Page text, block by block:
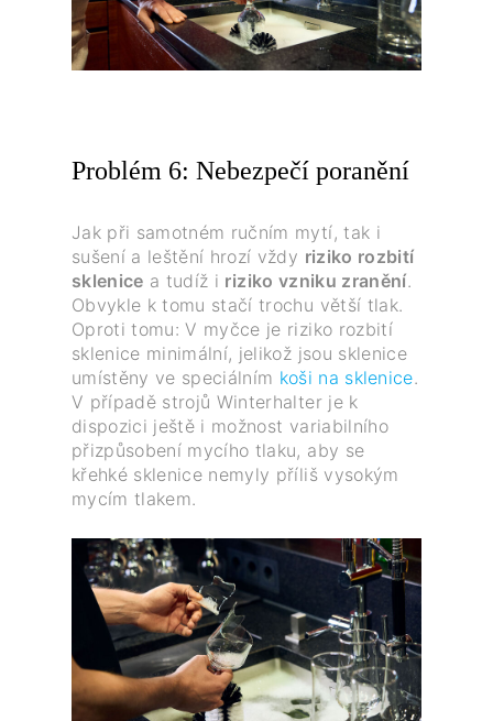
Problém 6: Nebezpečí poranění
Jak při samotném ručním mytí, tak i
sušení a leštění hrozí vždy riziko rozbití
sklenice a tudíž i riziko vzniku zranění.
Obvykle k tomu stačí trochu větší tlak.
Oproti tomu: V myčce je riziko rozbití
sklenice minimální, jelikož jsou sklenice
umístěny ve speciálním koši na sklenice.
V případě strojů Winterhalter je k
dispozici ještě i možnost variabilního
přizpůsobení mycího tlaku, aby se
křehké sklenice nemyly příliš vysokým
mycím tlakem.